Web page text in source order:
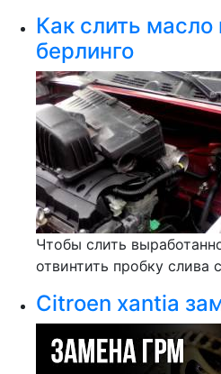
Как слить масло
берлинго
Чтобы слить
отвинтить пробку слива
Citroen xantia